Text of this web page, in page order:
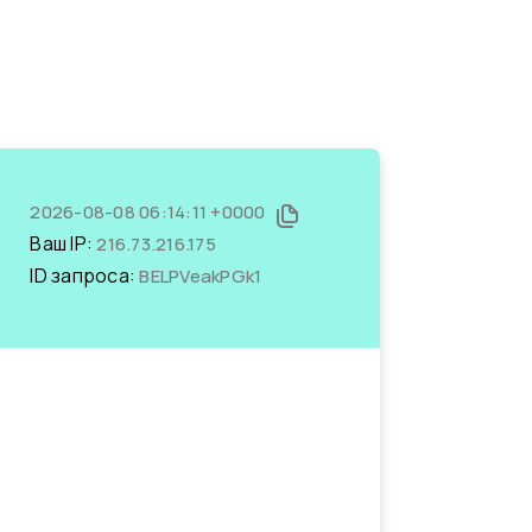
2026-08-08 06:14:11 +0000
Ваш IP:216.73.216.175
ID запроса:BELPVeakPGk1